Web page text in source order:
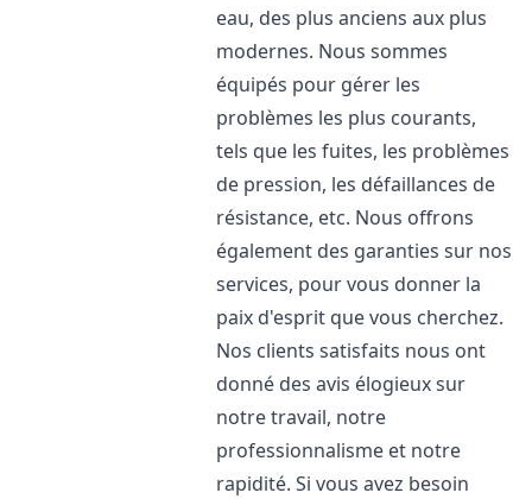
eau, des plus anciens aux plus
modernes. Nous sommes
équipés pour gérer les
problèmes les plus courants,
tels que les fuites, les problèmes
de pression, les défaillances de
résistance, etc. Nous offrons
également des garanties sur nos
services, pour vous donner la
paix d'esprit que vous cherchez.
Nos clients satisfaits nous ont
donné des avis élogieux sur
notre travail, notre
professionnalisme et notre
rapidité. Si vous avez besoin